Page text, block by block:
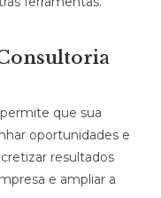
que sua
oportunidades e
resultados
e ampliar a